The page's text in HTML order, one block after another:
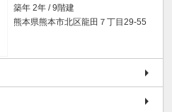
築年 2年 / 9階建
熊本県熊本市北区龍田７丁目29-55